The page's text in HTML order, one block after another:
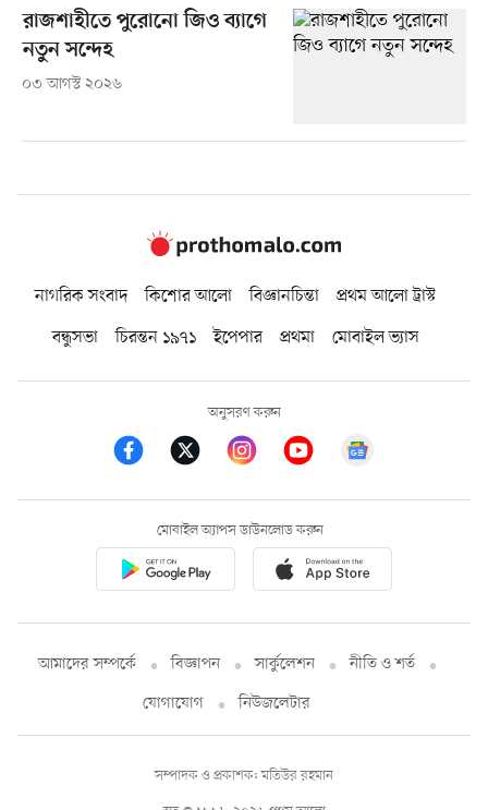
রাজশাহীতে পুরোনো জিও ব্যাগে
নতুন সন্দেহ
০৩ আগস্ট ২০২৬
নাগরিক সংবাদ কিশোর আলো বিজ্ঞানচিন্তা
প্রথম আলো ট্রাস্ট
বন্ধুসভা
চিরন্তন ১৯৭১ ইপেপার প্রথমা মোবাইল ভ্যাস
অনুসরণ করুন
মোবাইল অ্যাপস ডাউনলোড করুন
আমাদের সম্পর্কে বিজ্ঞাপন সার্কুলেশন
নীতি ও শর্ত
যোগাযোগ
নিউজলেটার
সম্পাদক ও প্রকাশক: মতিউর রহমান